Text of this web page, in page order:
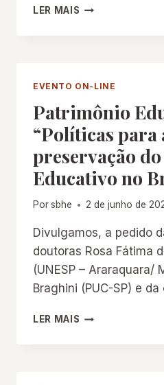
LER MAIS ÓRGÃOS
COLONIAL
(1500-
1822)
EVENTO ON-LINE
Patrimônio
“Políticas para
preservação
Educativo no
Porsbhe 2 de junho de
Divulgamos, a pedido
doutoras Rosa Fátima
(UNESP – Araraquara/
Braghini (PUC-SP) e
LER MAIS PATRIMÔNIO